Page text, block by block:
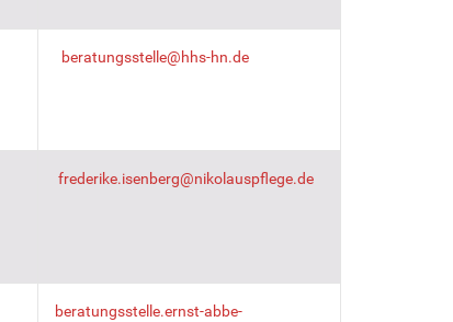
beratungsstelle@hhs-hn.de
frederike.isenberg@nikolauspflege.de
beratungsstelle.ernst-abbe-